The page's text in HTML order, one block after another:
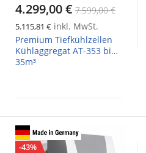
4.299,00 € 7.599,00 €
5.115,81 € inkl. MwSt.
Premium Tiefkühlzellen
Kühlaggregat AT-353 bis
35m³
-43%